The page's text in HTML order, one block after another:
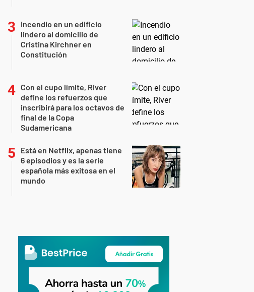
Incendio en un edificio
lindero al domicilio de
Cristina Kirchner en
Constitución
Con el cupo límite, River
define los refuerzos que
inscribirá para los octavos de
final de la Copa
Sudamericana
Está en Netflix, apenas tiene
6 episodios y es la serie
española más exitosa en el
mundo